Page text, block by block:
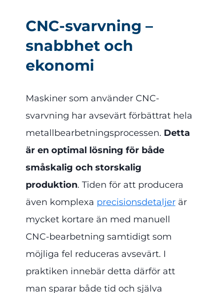
CNC-svarvning –
snabbhet och
ekonomi
Maskiner som använder CNC-
svarvning har avsevärt förbättrat hela
metallbearbetningsprocessen. Detta
är en optimal lösning för både
småskalig och storskalig
produktion. Tiden för att producera
även komplexa precisionsdetaljerär
mycket kortare än med manuell
CNC-bearbetning samtidigt som
möjliga fel reduceras avsevärt. I
praktiken innebär detta därför att
man sparar både tid och själva